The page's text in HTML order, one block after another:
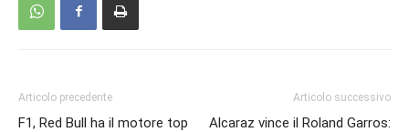
Articolo precedente
F1, Red Bull ha il motore top
Articolo successivo
Alcaraz vince il Roland Garros: